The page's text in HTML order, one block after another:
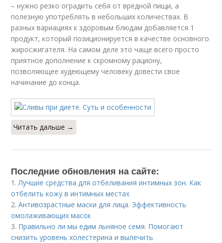
– нужно резко оградить себя от вредной пищи, а
полезную употреблять в небольших количествах. В
разных вариациях к здоровым блюдам добавляется 1
продукт, который позиционируется в качестве основного
жиросжигателя. На самом деле это чаще всего просто
приятное дополнение к скромному рациону,
позволяющее худеющему человеку довести свое
начинание до конца.
Читать дальше →
Последние обновления на сайте:
1.Лучшие средства для отбеливания интимных зон. Как
отбелить кожу в интимных местах
2.Антивозрастные маски для лица. Эффективность
омолаживающих масок
3. Правильно ли мы едим льняное семя. Помогают
снизить уровень холестерина и вылечить